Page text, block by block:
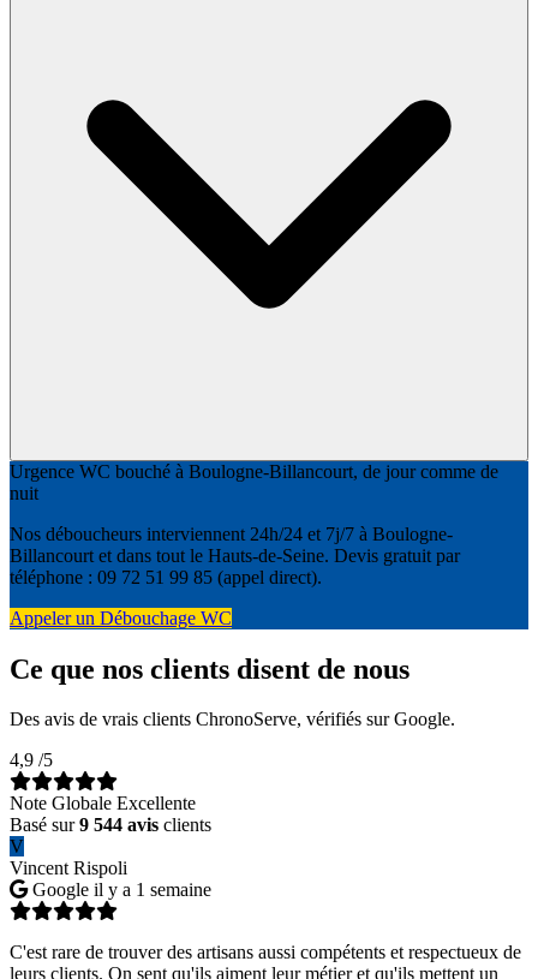
Urgence WC bouché à Boulogne-Billancourt, de jour comme de
nuit
Nos déboucheurs interviennent 24h/24 et 7j/7 à Boulogne-
Billancourt et dans tout le Hauts-de-Seine. Devis gratuit par
téléphone : 09 72 51 99 85 (appel direct).
Appeler un Débouchage WC
Ce que nos clients disent de nous
Des avis de vrais clients ChronoServe, vérifiés sur Google.
4,9 /5
Note Globale Excellente
Basé sur9 544 avis clients
V
Vincent Rispoli
Google il y a 1 semaine
C'est rare de trouver des artisans aussi compétents et respectueux de
leurs clients. On sent qu'ils aiment leur métier et qu'ils mettent un